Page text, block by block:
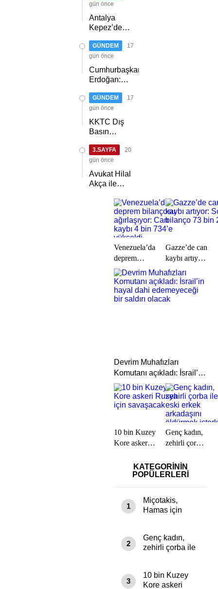
sahiplerini
buldu
gün önce
Antalya
Kepez’de
yangını
GÜNDEM
17
gün önce
Cumhurbaşkanı
Erdoğan:
halkını asla
yalnız
bırakmayacağız
GÜNDEM
17
gün önce
KKTC Dış
Basın
TİMBİR ve
TDGF
arasında İş
Birliği
protokolü
imzalandı
3.SAYFA
20
gün önce
Avukat Hilal
Akça ile
Albayrak
dünya evine
KATEGORİNİN
POPÜLERLERİ
1
Miçotakis,
Hamas için
Erdoğan
devreye girdi
2
Genç kadın,
zehirli çorba ile
öldürmek
isterken 4
3
10 bin Kuzey
Kore askeri
Venezuela’da
deprem
bilançosu
ağırlaşıyor:
Can kaybı 4
bin 734’e
Gazze’de can
kaybı artıyor:
Son bilanço
73 bin 221
Devrim Muhafızları
Komutanı açıkladı: İsrail’in
hayal dahi edemeyeceği
bir saldırı olacak
10 bin Kuzey
Kore askeri
savaşacak
Genç kadın,
zehirli çorba
arkadaşını
öldürmek
isterken 4
kişinin daha
ölmesine